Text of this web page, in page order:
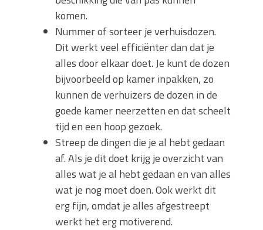
komen.
Nummer of sorteer je verhuisdozen.
Dit werkt veel efficiënter dan dat je
alles door elkaar doet. Je kunt de dozen
bijvoorbeeld op kamer inpakken, zo
kunnen de verhuizers de dozen in de
goede kamer neerzetten en dat scheelt
tijd en een hoop gezoek.
Streep de dingen die je al hebt gedaan
af. Als je dit doet krijg je overzicht van
alles wat je al hebt gedaan en van alles
wat je nog moet doen. Ook werkt dit
erg fijn, omdat je alles afgestreept
werkt het erg motiverend.